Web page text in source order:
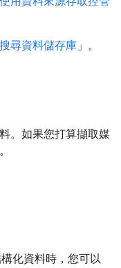
尋資料儲存庫 」。
。如果您打算擷取媒
化資料時，您可以